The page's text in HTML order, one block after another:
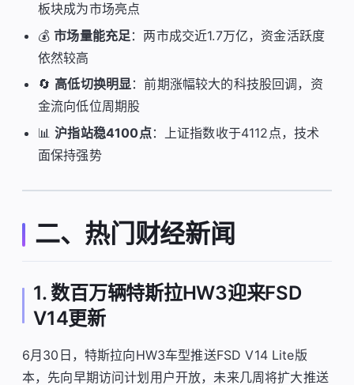
板块成为市场亮点
💰市场量能充足 ：两市成交近1.7万亿，资金活跃度
依然较高
🔄 高低切换明显：前期涨幅较大的科技股回调，资
金流向低位周期股
📊沪指站稳4100点：上证指数收于4112点，技术
面保持强势
二、热门财经新闻
1. 数百万辆特斯拉HW3迎来FSD
V14更新
6月30日，特斯拉向HW3车型推送FSD V14 Lite版
本，先向早期访问计划用户开放，未来几周将扩大推送